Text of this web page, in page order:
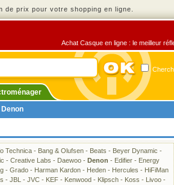
de prix pour votre shopping en ligne.
Achat Casque en ligne : le meilleur
Denon
Technica - Bang & Olufsen - Beats - Beyer Dynamic -
- Creative Labs - Daewoo - Denon - Edifier - Energy
- Grado - Harman Kardon - Heden - Hercules - HiFiMan
- JBL - JVC - KEF - Kenwood - Klipsch - Koss - Livoo -